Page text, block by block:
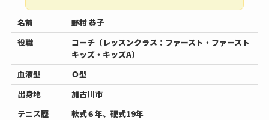
名前
野村 恭子
役職
コーチ（レッスンクラス：ファースト・ファースト
キッズ・キッズA）
血液型
Ｏ型
出身地
加古川市
テニス歴
軟式６年、硬式19年